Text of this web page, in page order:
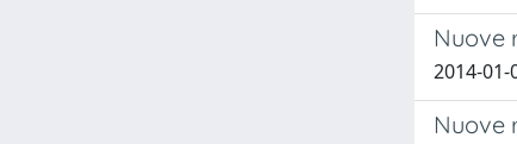
Nuove
2014-01-
Nuove